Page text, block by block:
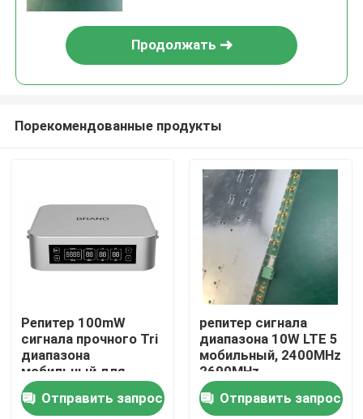
О Компании
Контакты
Продолжать
Порекомендованные продукты
Репитер 100mW
сигнала прочного Tri
диапазона
мобильный для
сотового телефона
2G 3G 4G 5G
Отправить запрос
репитер сигнала
диапазона 10W LTE 5
мобильный, 2400MHz
2690MHz
интегрировал
усилитель силы
Отправить запрос